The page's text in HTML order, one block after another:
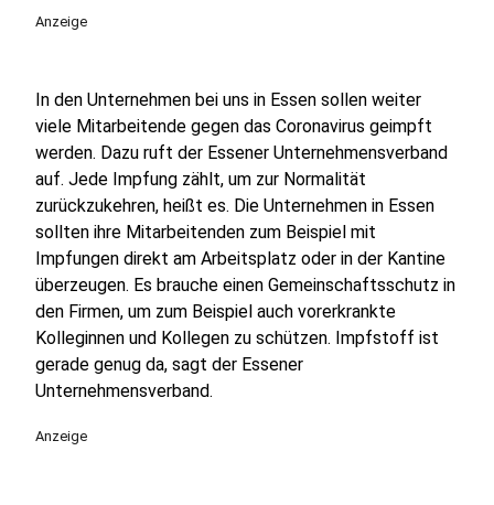
Anzeige
In den Unternehmen bei uns in Essen sollen weiter
viele Mitarbeitende gegen das Coronavirus geimpft
werden. Dazu ruft der Essener Unternehmensverband
auf. Jede Impfung zählt, um zur Normalität
zurückzukehren, heißt es. Die Unternehmen in Essen
sollten ihre Mitarbeitenden zum Beispiel mit
Impfungen direkt am Arbeitsplatz oder in der Kantine
überzeugen. Es brauche einen Gemeinschaftsschutz in
den Firmen, um zum Beispiel auch vorerkrankte
Kolleginnen und Kollegen zu schützen. Impfstoff ist
gerade genug da, sagt der Essener
Unternehmensverband.
Anzeige